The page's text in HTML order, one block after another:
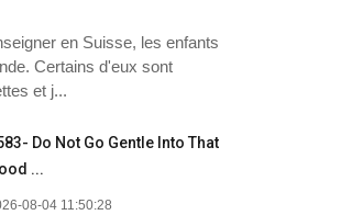
en Suisse, les enfants
Certains d'eux sont
et j...
Do Not Go Gentle Into That
...
08-04 11:50:28